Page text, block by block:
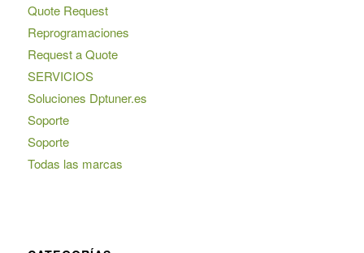
Quote Request
Reprogramaciones
Request a Quote
SERVICIOS
Soluciones Dptuner.es
Soporte
Soporte
Todas las marcas